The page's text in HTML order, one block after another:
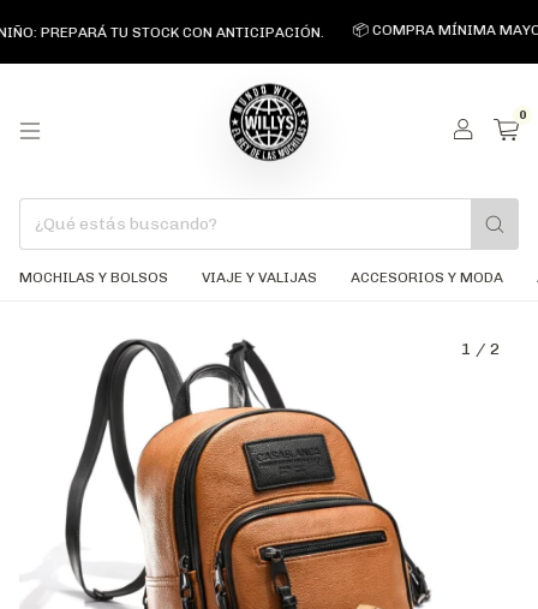
TU STOCK CON ANTICIPACIÓN. 📦 COMPRA MÍNIMA
0
MOCHILAS Y BOLSOS VIAJE Y VALIJAS ACCESORIOS Y MODA
1 / 2